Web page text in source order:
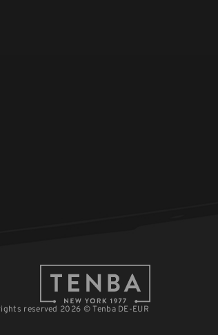
reserved 2026 © Tenba DE-EUR